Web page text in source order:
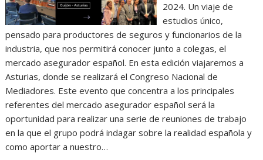
2024. Un viaje de
estudios único,
pensado para productores de seguros y funcionarios de la
industria, que nos permitirá conocer junto a colegas, el
mercado asegurador español. En esta edición viajaremos a
Asturias, donde se realizará el Congreso Nacional de
Mediadores. Este evento que concentra a los principales
referentes del mercado asegurador español será la
oportunidad para realizar una serie de reuniones de trabajo
en la que el grupo podrá indagar sobre la realidad española y
como aportar a nuestro…